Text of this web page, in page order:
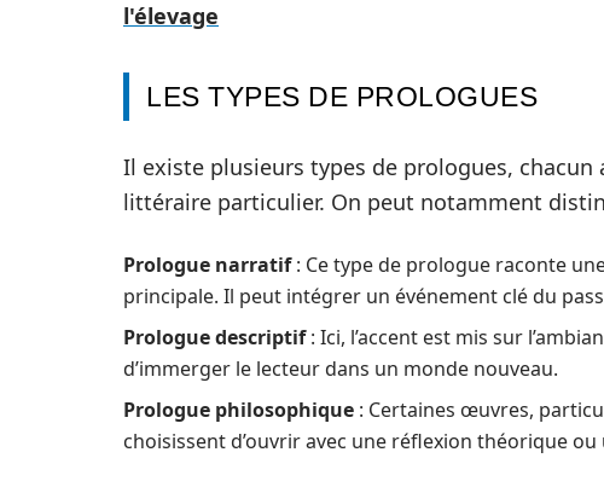
l'élevage
LES TYPES DE PROLOGUES
Il existe plusieurs types de prologues, chacun
littéraire particulier. On peut notamment
Prologue narratif: Ce type de prologue raconte
principale. Il peut intégrer un événement clé du
Prologue descriptif: Ici, l’accent est mis sur
d’immerger le lecteur dans un monde nouveau.
Prologue philosophique : Certaines œuvres,
choisissent d’ouvrir avec une réflexion théorique